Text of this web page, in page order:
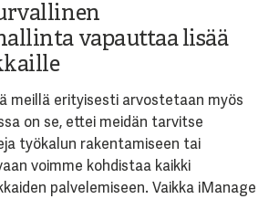
vapauttaa lisää
meillä erityisesti arvostetaan myös
on se, ettei meidän tarvitse
työkalun rakentamiseen tai
voimme kohdistaa kaikki
palvelemiseen. Vaikka iManage